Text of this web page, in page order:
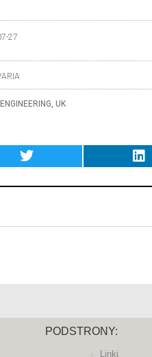
27
, UK
PODSTRONY:
Linki